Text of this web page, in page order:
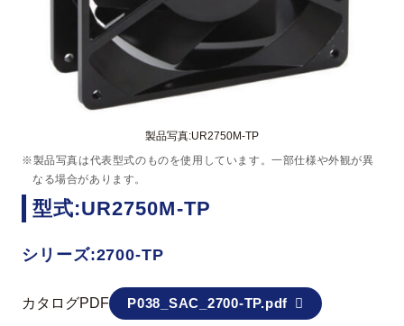
製品写真:UR2750M-TP
※製品写真は代表型式のものを使用しています。一部仕様や外観が異
なる場合があります。
型式:UR2750M-TP
シリーズ:2700-TP
カタログPDF P038_SAC_2700-TP.pdf